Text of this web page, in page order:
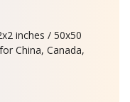
inches / 50x50
China, Canada,